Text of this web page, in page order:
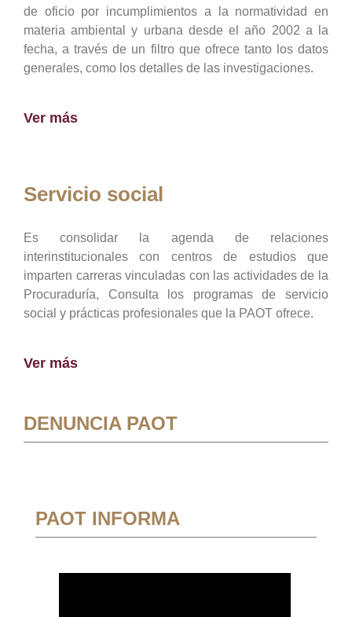
de oficio por incumplimientos a la normatividad en
materia ambiental y urbana desde el año 2002 a la
fecha, a través de un filtro que ofrece tanto los datos
generales, como los detalles de las investigaciones.
Ver más
Servicio social
Es consolidar la agenda de relaciones
interinstitucionales con centros de estudios que
imparten carreras vinculadas con las actividades de la
Procuraduría, Consulta los programas de servicio
social y prácticas profesionales que la PAOT ofrece.
Ver más
DENUNCIA PAOT
PAOT INFORMA